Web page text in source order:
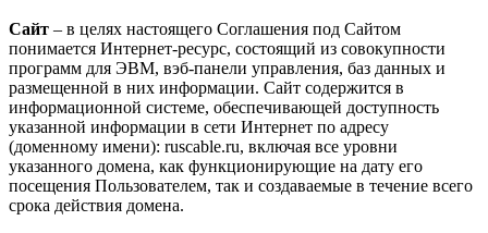
Сайт – в целях настоящего Соглашения под Сайтом
понимается Интернет-ресурс, состоящий из совокупности
программ для ЭВМ, вэб-панели управления, баз данных и
размещенной в них информации. Сайт содержится в
информационной системе, обеспечивающей доступность
указанной информации в сети Интернет по адресу
(доменному имени): ruscable.ru, включая все уровни
указанного домена, как функционирующие на дату его
посещения Пользователем, так и создаваемые в течение всего
срока действия домена.